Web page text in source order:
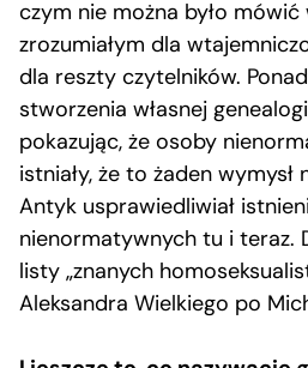
czym nie można było
zrozumiałym dla
dla reszty czytelników.
stworzenia własnej
pokazując, że osoby
istniały, że to żaden wymysł
Antyk usprawiedliwiał
nienormatywnych tu i teraz.
listy „znanych
Aleksandra Wielkiego po